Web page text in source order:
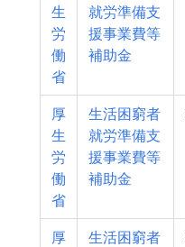
生
労
働
省
就労準備支
援事業費等
補助金
厚
生
労
働
省
生活困窮者
就労準備支
援事業費等
補助金
厚
生活困窮者